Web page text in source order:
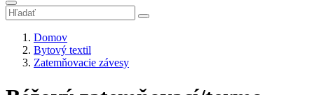
Domov
Bytový textil
Zatemňovacie závesy